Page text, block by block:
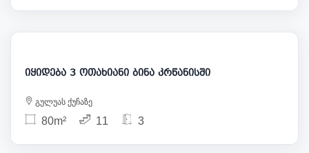
146 000
იყიდება 3 ოთახიანი ბინა კრწანისში
გულუას ქუჩაზე
80m² 11 3